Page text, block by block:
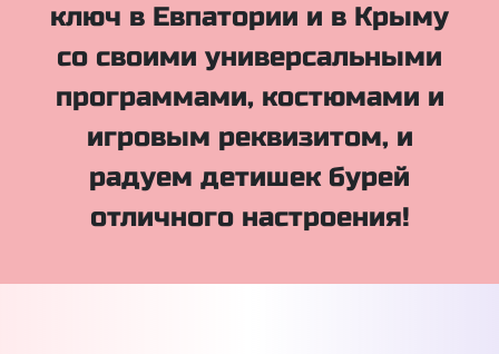
ключ в Евпатории и в Крыму
со своими универсальными
программами, костюмами и
игровым реквизитом, и
радуем детишек бурей
отличного настроения!